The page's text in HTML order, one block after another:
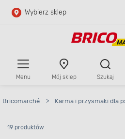
Przejdź do głównej zawartości
Wybierz sklep
Menu Mój sklep Szukaj
Bricomarché > Karma i przysmaki dla
19 produktów